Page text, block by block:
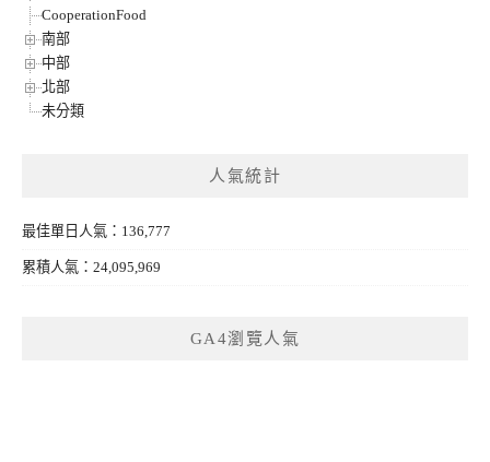
CooperationFood
南部
中部
北部
未分類
人氣統計
最佳單日人氣：136,777
累積人氣：24,095,969
GA4瀏覽人氣